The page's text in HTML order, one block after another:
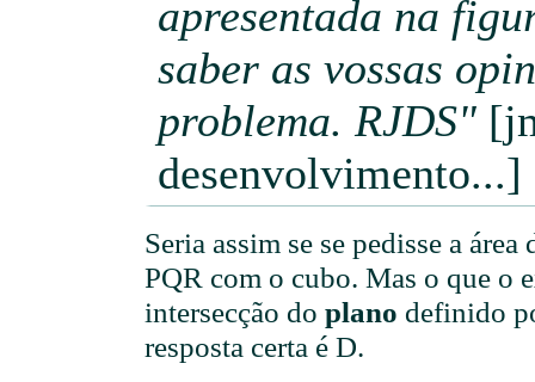
apresentada na
saber as vossas
problema. RJDS"
desenvolvimento...]
Seria assim se se pedisse a
PQR com o cubo. Mas o que o
intersecção do plano definido
resposta certa é D.